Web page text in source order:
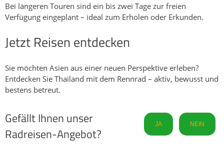
Bei längeren Touren sind ein bis zwei Tage zur freien
Verfügung eingeplant – ideal zum Erholen oder Erkunden.
Jetzt Reisen entdecken
Sie möchten Asien aus einer neuen Perspektive erleben?
Entdecken Sie Thailand mit dem Rennrad – aktiv, bewusst und
bestens betreut.
Gefällt Ihnen unser
Radreisen-Angebot?
JA NEIN